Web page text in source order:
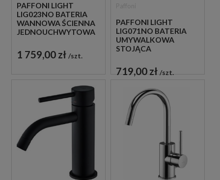
PAFFONI LIGHT
LIG023NO BATERIA
WANNOWA ŚCIENNA
JEDNOUCHWYTOWA
1 759,00 zł szt.
PAFFONI LIGHT
LIG071NO BATERIA
UMYWALKOWA
STOJĄCA
CZARNA
719,00 zł szt.